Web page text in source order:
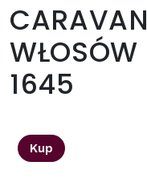
WŁOSÓW
1645
Kup